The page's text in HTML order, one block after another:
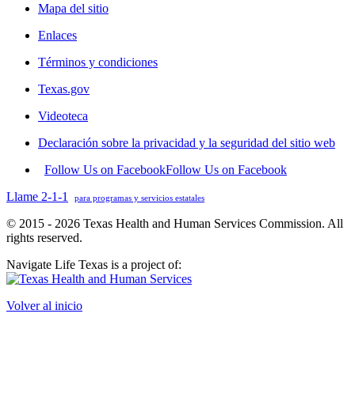
Mapa del sitio
Enlaces
Términos y condiciones
Texas.gov
Videoteca
Declaración sobre la privacidad y la seguridad del sitio web
Follow Us on FacebookFollow Us on Facebook
Llame 2-1-1
para programas y servicios estatales
© 2015 - 2026 Texas Health and Human Services Commission. All
rights reserved.
Navigate Life Texas is a project of:
Volver al inicio